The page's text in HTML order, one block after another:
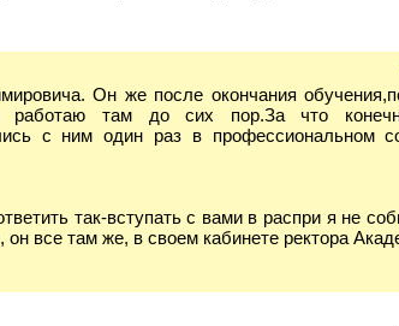
Он же после окончания
там до сих пор.За что
с ним один раз в профессиональном
так-вступать с вами в распри я не
он все там же, в своем кабинете ректора